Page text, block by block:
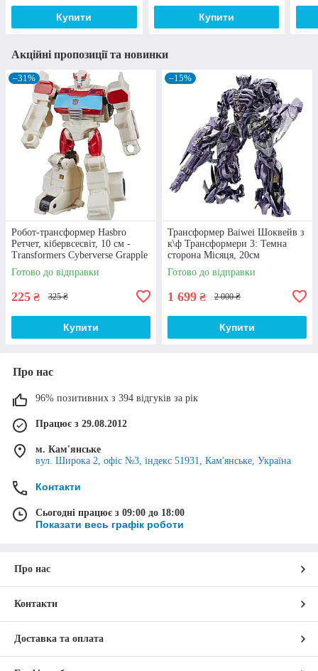
Купити Купити
Акційні пропозиції та новинки
–31%
Робот-трансформер Hasbro
Ретчет, кібервсесвіт, 10 см -
Transformers Cyberverse Grapple
Grab
Готово до відправки
225 ₴ 325 ₴
Купити
–15%
Трансформер Baiwei Шоквейв з
к\ф Трансформери 3: Темна
сторона Місяця, 20см
Готово до відправки
1 699 ₴ 2 000 ₴
Купити
Про нас
96% позитивних з 394 відгуків за рік
Працює з 29.08.2012
м. Кам'янське
вул. Широка 2, офіс №3, індекс 51931, Кам'янське, Україна
Контакти
Сьогодні працює з 09:00 до 18:00
Показати весь графік роботи
Про нас
Контакти
Доставка та оплата